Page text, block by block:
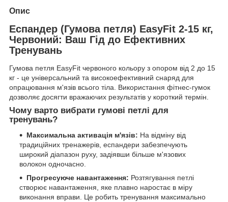
Опис
Еспандер (Гумова петля) EasyFit 2-15 кг,
Червоний: Ваш Гід до Ефективних
Тренувань
Гумова петля EasyFit червоного кольору з опором від 2 до 15
кг - це універсальний та високоефективний снаряд для
опрацювання м'язів всього тіла. Використання фітнес-гумок
дозволяє досягти вражаючих результатів у короткий термін.
Чому варто вибрати гумові петлі для
тренувань?
Максимальна активація м'язів: На відміну від
традиційних тренажерів, еспандери забезпечують
широкий діапазон руху, задіявши більше м'язових
волокон одночасно.
Прогресуюче навантаження: Розтягування петлі
створює навантаження, яке плавно наростає в міру
виконання вправи. Це робить тренування максимально